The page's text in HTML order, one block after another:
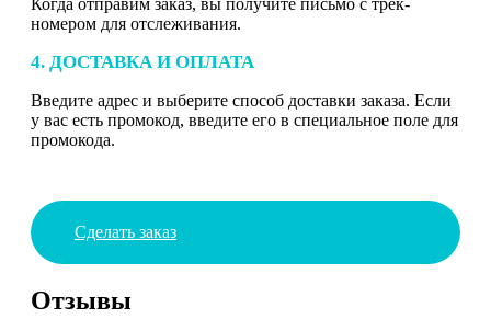
номером для отслеживания.
4. ДОСТАВКА И ОПЛАТА
Введите адрес и выберите способ доставки заказа. Если
у вас есть промокод, введите его в специальное поле для
промокода.
Сделать заказ
Отзывы